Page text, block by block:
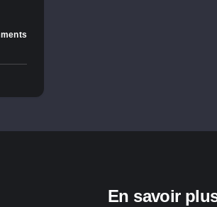
En savoir